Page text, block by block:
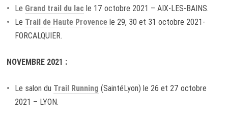
Le Grand trail du lac le 17 octobre 2021 – AIX-LES-BAINS.
Le Trail de Haute Provence le 29, 30 et 31 octobre 2021-
FORCALQUIER.
NOVEMBRE 2021 :
Le salon du Trail Running (SaintéLyon) le 26 et 27 octobre
2021 – LYON.